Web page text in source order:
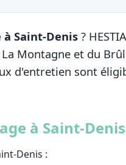
Saint-Denis?
Montagne et du
d'entretien sont
à Saint-
Denis :